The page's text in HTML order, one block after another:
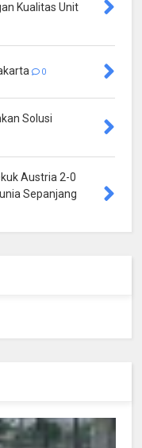
Kualitas Unit
0
Solusi
Austria 2-0
Sepanjang